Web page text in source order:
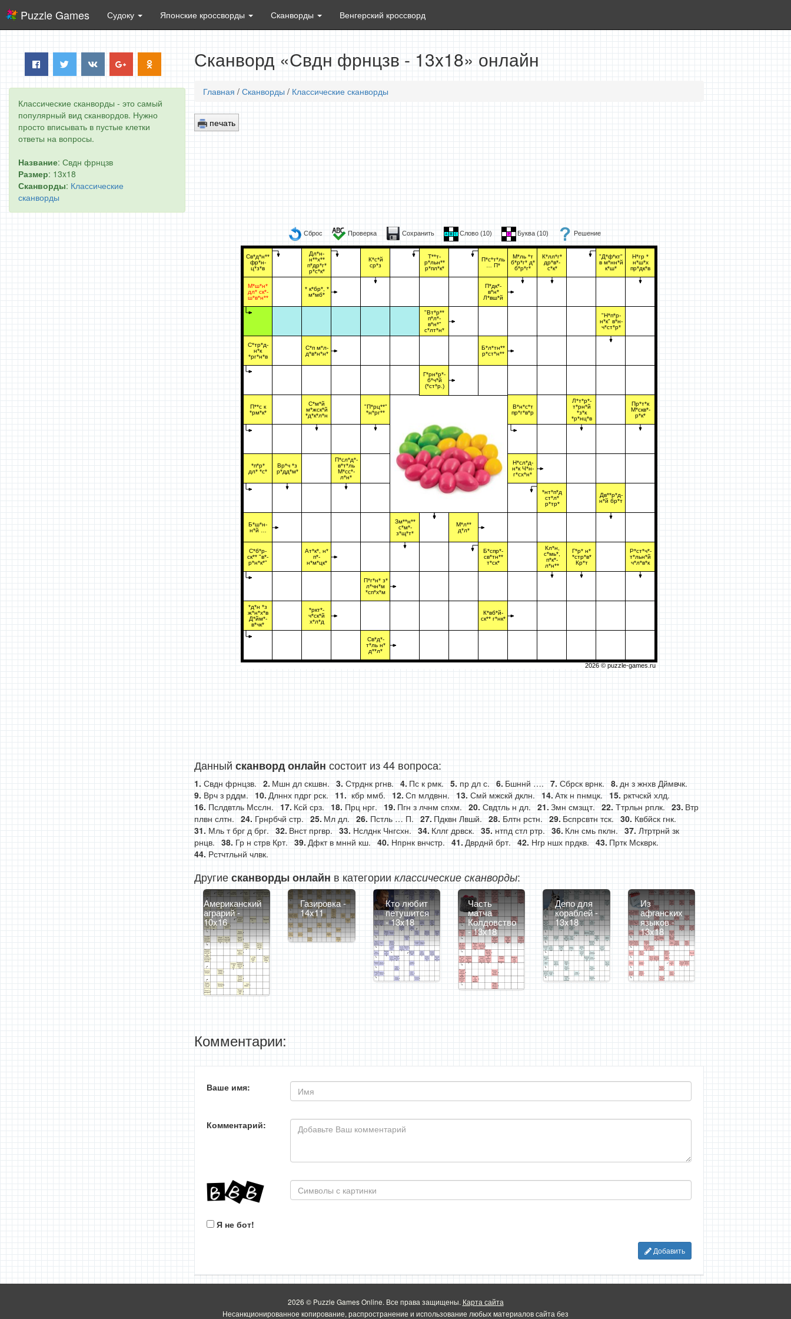
Puzzle Games Судоку Японские кроссворды Сканворды Венгерский кроссворд
Классические сканворды - это самый
популярный вид сканвордов. Нужно
просто вписывать в пустые клетки
ответы на вопросы.
Название: Свдн фрнцзв
Размер: 13x18
Сканворды: Классические
сканворды
Сканворд «Свдн фрнцзв - 13x18» онлайн
Главная / Сканворды / Классические сканворды
печать
Сброс Проверка Сохранить Слово (10) Буква (10) Решение
Св*д*н**
фр*н-
ц*з*в
М*ш*н*
дл* ск*-
ш*в*н**
С*тр*д-
н*к
*рг*н*в
П**с к
*рм*к*
*п*р*
дл* *с*
Б*ш*н-
н*й …
С*б*р-
ск** "в*-
р*н*к*"
*д*н *з
ж*н*х*в
Д*йм*-
в*чк*
Вр*ч *з
р*дд*м*
Дл*н-
н**х**
п*др*г*
р*с*к*
* к*бр*, *
м*мб*
С*п м*л-
д*в*н*н*
С*м*й
м*жск*й
*д*к*л*н
Ат*к*, н*
п*-
н*м*цк*
*ркт*-
ч*ск*й
х*л*д
П*сл*д*-
в*т*ль
М*сс*-
л*н*
К*с*й
ср*з
"П*рц**"
*н*рг**
П*г*н* з*
л*чн*м
*сп*х*м
Св*д*-
т*ль н*
д**л*
Зм**н**
с*м*-
з*щ*т*
Т**т-
р*льн**
р*пл*к*
"Вт*р**
п*л*-
в*н*"
с*лт*н*
Г*рн*р*-
б*ч*й
(*ст*р.)
М*л**
д*л*
П*с*т*ль
… П*
П*дк*-
в*н*
Л*вш*й
Б*л*тн**
р*ст*н**
Б*спр*-
св*тн**
т*ск*
К*вб*й-
ск** г*нк*
М*ль *т
б*р*г* д*
б*р*г*
В*н*с*т
пр*г*в*р
Н*сл*д-
н*к Ч*н-
г*сх*н*
К*лл*г*
др*в*-
с*к*
*нт*п*д
ст*л*
р*тр*
Кл*н,
с*мь*,
п*к*-
л*н**
Л*т*р*-
т*рн*й
*з*к
*р*нц*в
Г*р* н*
*стр*в*
Кр*т
"Д*ф*кт"
в м*нн*й
к*ш*
"Н*п*р-
н*к" в*н-
ч*ст*р*
Дв**р*д-
н*й бр*т
Н*гр *
н*ш*х
пр*дк*в
Пр*т*к
М*скв*-
р*к*
Р*ст*ч*-
т*льн*й
ч*л*в*к
2026 © puzzle-games.ru
Данный сканворд онлайн состоит из 44 вопроса:
Свдн фрнцзв. Мшн дл скшвн. Стрднк ргнв. Пс к рмк. пр дл с. Бшннй …. Сбрск врнк.
дн з жнхв Дймвчк.
Врч з рддм.
Длннх пдрг рск. кбр ммб. Сп млдвнн. Смй мжскй дклн. Атк н пнмцк.
рктчскй хлд.
Пслдвтль Мсслн.
Ксй срз. Прц нрг. Пгн з лчнм спхм. Свдтль н дл. Змн смзщт. Ттрльн рплк.
Втр
плвн слтн.
Грнрбчй стр. Мл дл. Пстль … П. Пдквн Лвшй. Блтн рстн. Бспрсвтн тск.
Квбйск гнк.
Мль т брг д брг.
Внст пргвр. Нслднк Чнгсхн. Кллг дрвск. нтпд стл ртр. Клн смь пклн.
Лтртрнй зк
рнцв.
Гр н стрв Крт. Дфкт в мннй кш. Нпрнк внчстр. Дврднй брт. Нгр ншх прдкв.
Пртк Мскврк.
Рстчтльнй члвк.
Другиесканворды онлайн в категории классические сканворды:
Американский
аграрий -
10x16
Газировка -
14x11
Кто любит
петушится
- 13x18
Часть
матча
Колдовство
- 13x18
Депо для
кораблей -
13x18
Из
афганских
языков -
13x18
Комментарии:
Ваше имя:
Комментарий:
Я не бот!
Добавить
2026 © Puzzle Games Online. Все права защищены. Карта сайта
Несанкционированное копирование, распространение и использование любых материалов сайта без